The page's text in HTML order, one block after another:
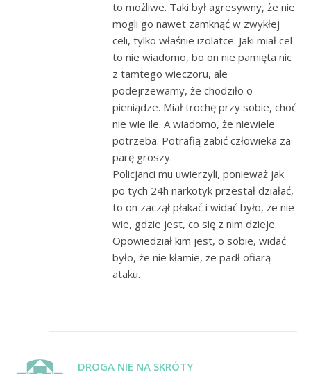
to możliwe. Taki był agresywny, że nie
mogli go nawet zamknąć w zwykłej
celi, tylko właśnie izolatce. Jaki miał cel
to nie wiadomo, bo on nie pamięta nic
z tamtego wieczoru, ale
podejrzewamy, że chodziło o
pieniądze. Miał trochę przy sobie, choć
nie wie ile. A wiadomo, że niewiele
potrzeba. Potrafią zabić człowieka za
parę groszy.
Policjanci mu uwierzyli, ponieważ jak
po tych 24h narkotyk przestał działać,
to on zaczął płakać i widać było, że nie
wie, gdzie jest, co się z nim dzieje.
Opowiedział kim jest, o sobie, widać
było, że nie kłamie, że padł ofiarą
ataku.
DROGA NIE NA SKRÓTY